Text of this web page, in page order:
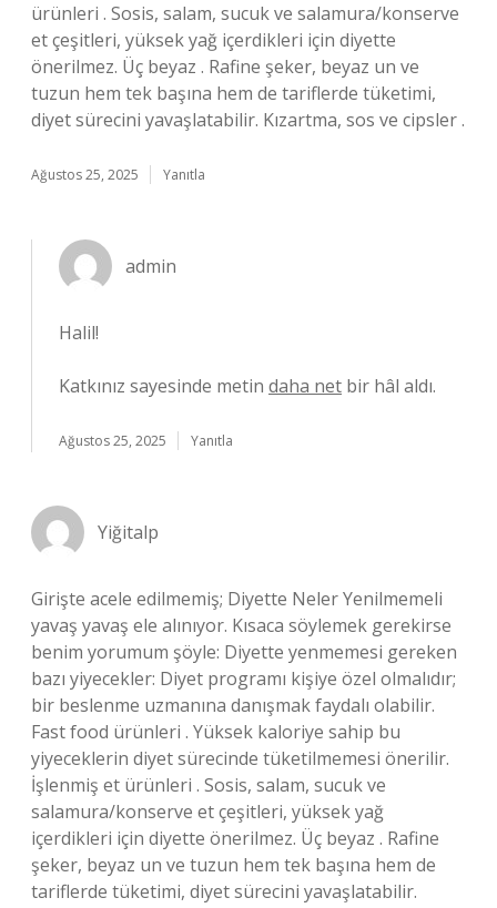
ürünleri . Sosis, salam, sucuk ve salamura/konserve
et çeşitleri, yüksek yağ içerdikleri için diyette
önerilmez. Üç beyaz . Rafine şeker, beyaz un ve
tuzun hem tek başına hem de tariflerde tüketimi,
diyet sürecini yavaşlatabilir. Kızartma, sos ve cipsler .
Ağustos 25, 2025 Yanıtla
admin
Halil!
Katkınız sayesinde metin daha net bir hâl aldı.
Ağustos 25, 2025 Yanıtla
Yiğitalp
Girişte acele edilmemiş; Diyette Neler Yenilmemeli
yavaş yavaş ele alınıyor. Kısaca söylemek gerekirse
benim yorumum şöyle: Diyette yenmemesi gereken
bazı yiyecekler: Diyet programı kişiye özel olmalıdır;
bir beslenme uzmanına danışmak faydalı olabilir.
Fast food ürünleri . Yüksek kaloriye sahip bu
yiyeceklerin diyet sürecinde tüketilmemesi önerilir.
İşlenmiş et ürünleri . Sosis, salam, sucuk ve
salamura/konserve et çeşitleri, yüksek yağ
içerdikleri için diyette önerilmez. Üç beyaz . Rafine
şeker, beyaz un ve tuzun hem tek başına hem de
tariflerde tüketimi, diyet sürecini yavaşlatabilir.